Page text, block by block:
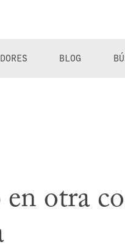
BLOG
otra